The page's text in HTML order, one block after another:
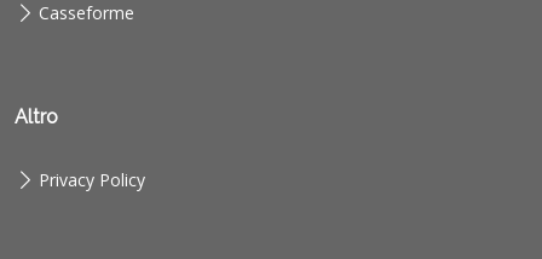
Casseforme
Altro
Privacy Policy